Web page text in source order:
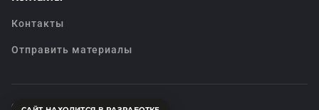
Контакты
Отправить материалы
© OK24. Все права защищены.